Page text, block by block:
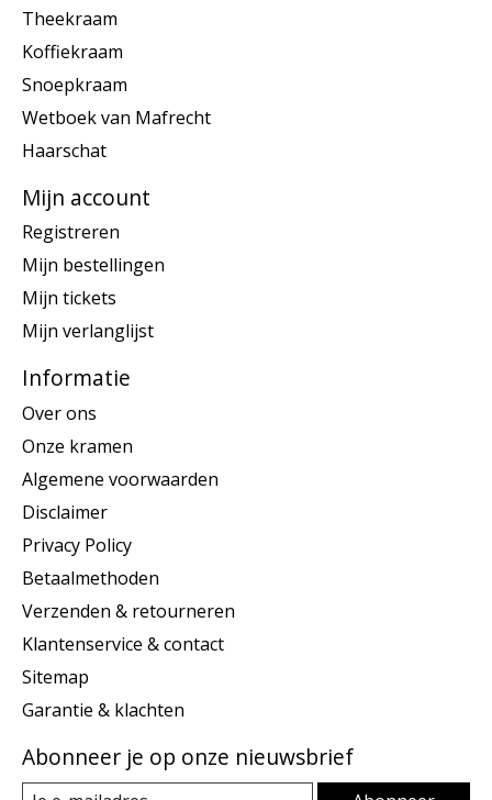
Theekraam
Koffiekraam
Snoepkraam
Wetboek van Mafrecht
Haarschat
Mijn account
Registreren
Mijn bestellingen
Mijn tickets
Mijn verlanglijst
Informatie
Over ons
Onze kramen
Algemene voorwaarden
Disclaimer
Privacy Policy
Betaalmethoden
Verzenden & retourneren
Klantenservice & contact
Sitemap
Garantie & klachten
Abonneer je op onze nieuwsbrief